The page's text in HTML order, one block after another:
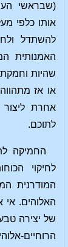
(שבראשי
אותו כלפי
להשתדל
האמנותית
שהיות
או אז
אחרת ליצור
לתוכם.
החמיקה
לחיקוי
המודרנית
האלוהים.
של יצירה
הרוחיים-